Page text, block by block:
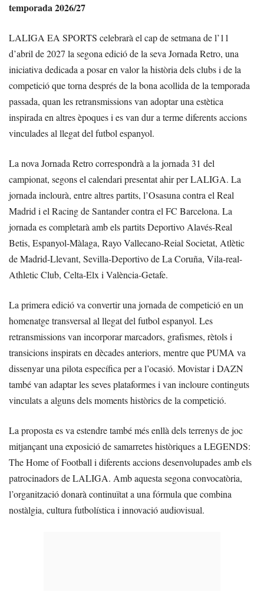
temporada 2026/27
LALIGA EA SPORTS celebrarà el cap de setmana de l’11
d’abril de 2027 la segona edició de la seva Jornada Retro, una
iniciativa dedicada a posar en valor la història dels clubs i de la
competició que torna després de la bona acollida de la temporada
passada, quan les retransmissions van adoptar una estètica
inspirada en altres èpoques i es van dur a terme diferents accions
vinculades al llegat del futbol espanyol.
La nova Jornada Retro correspondrà a la jornada 31 del
campionat, segons el calendari presentat ahir per LALIGA. La
jornada inclourà, entre altres partits, l’Osasuna contra el Real
Madrid i el Racing de Santander contra el FC Barcelona. La
jornada es completarà amb els partits Deportivo Alavés-Real
Betis, Espanyol-Màlaga, Rayo Vallecano-Reial Societat, Atlètic
de Madrid-Llevant, Sevilla-Deportivo de La Coruña, Vila-real-
Athletic Club, Celta-Elx i València-Getafe.
La primera edició va convertir una jornada de competició en un
homenatge transversal al llegat del futbol espanyol. Les
retransmissions van incorporar marcadors, grafismes, rètols i
transicions inspirats en dècades anteriors, mentre que PUMA va
dissenyar una pilota específica per a l’ocasió. Movistar i DAZN
també van adaptar les seves plataformes i van incloure continguts
vinculats a alguns dels moments històrics de la competició.
La proposta es va estendre també més enllà dels terrenys de joc
mitjançant una exposició de samarretes històriques a LEGENDS:
The Home of Football i diferents accions desenvolupades amb els
patrocinadors de LALIGA. Amb aquesta segona convocatòria,
l’organització donarà continuïtat a una fórmula que combina
nostàlgia, cultura futbolística i innovació audiovisual.